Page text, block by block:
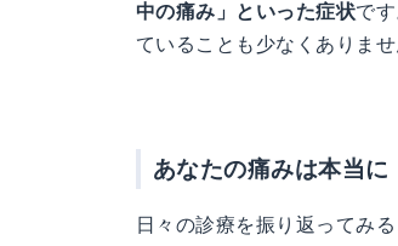
中の痛み」といった症状で
ていることも少なくありませ
あなたの痛みは本当に
日々の診療を振り返ってみ